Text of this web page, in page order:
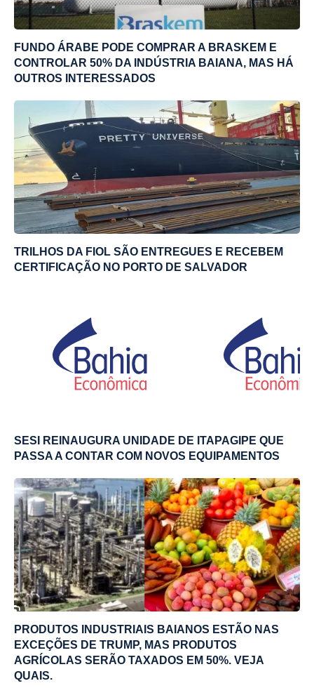
FUNDO ÁRABE PODE COMPRAR A BRASKEM E
CONTROLAR 50% DA INDÚSTRIA BAIANA, MAS HÁ
OUTROS INTERESSADOS
TRILHOS DA FIOL SÃO ENTREGUES E RECEBEM
CERTIFICAÇÃO NO PORTO DE SALVADOR
SESI REINAUGURA UNIDADE DE ITAPAGIPE QUE
PASSA A CONTAR COM NOVOS EQUIPAMENTOS
PRODUTOS INDUSTRIAIS BAIANOS ESTÃO NAS
EXCEÇÕES DE TRUMP, MAS PRODUTOS
AGRÍCOLAS SERÃO TAXADOS EM 50%. VEJA
QUAIS.